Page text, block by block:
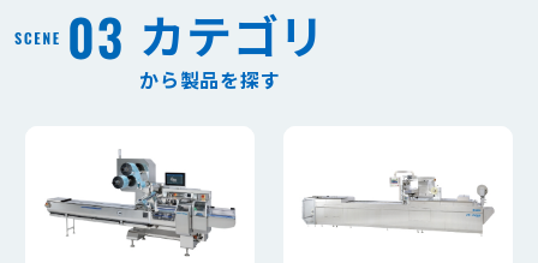
カテゴリ
から製品を探す